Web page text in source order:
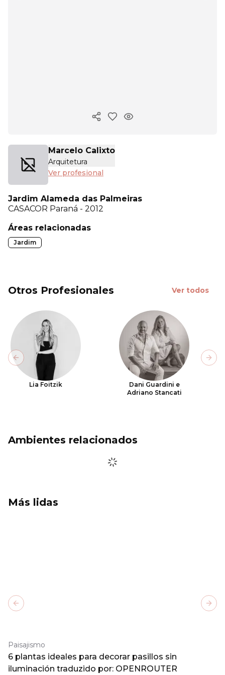
Copiar enlace
Marcelo Calixto
Arquitetura
Ver profesional
Jardim Alameda das Palmeiras
CASACOR Paraná - 2012
Áreas relacionadas
Jardim
Otros Profesionales Ver todos
Lia Foitzik
Dani Guardini e
Adriano Stancati
Previous slide
Ambientes relacionados
Más lidas
Paisajismo
6 plantas ideales para decorar pasillos sin
iluminación traduzido por: OPENROUTER
Previous slide